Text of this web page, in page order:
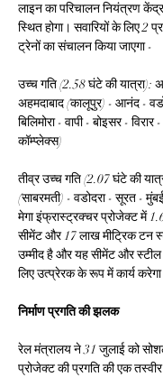
लाइन का परिचालन नियंत्रण
स्थित होगा। सवारियों के लिए 2
ट्रेनों का संचालन किया जाएगा -
उच्च गति (2.58 घंटे की यात्रा):
अहमदाबाद (कालूपुर) - आनंद -
बिलिमोरा - वापी - बोइसर -
कॉम्प्लेक्स)
तीव्र उच्च गति (2.07 घंटे की
(साबरमती) - वडोदरा - सूरत - मुंबई
मेगा इंफ्रास्ट्रक्चर प्रोजेक्ट में
सीमेंट और 17 लाख मीट्रिक टन
उम्मीद है और यह सीमेंट और स्टील
लिए उत्प्रेरक के रूप में कार्य
निर्माण प्रगति की झलक
रेल मंत्रालय ने 31 जुलाई को
प्रोजेक्ट की प्रगति की एक